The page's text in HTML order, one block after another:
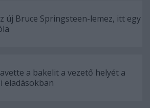
új Bruce Springsteen-lemez, itt egy
a bakelit a vezető helyét a
eladásokban